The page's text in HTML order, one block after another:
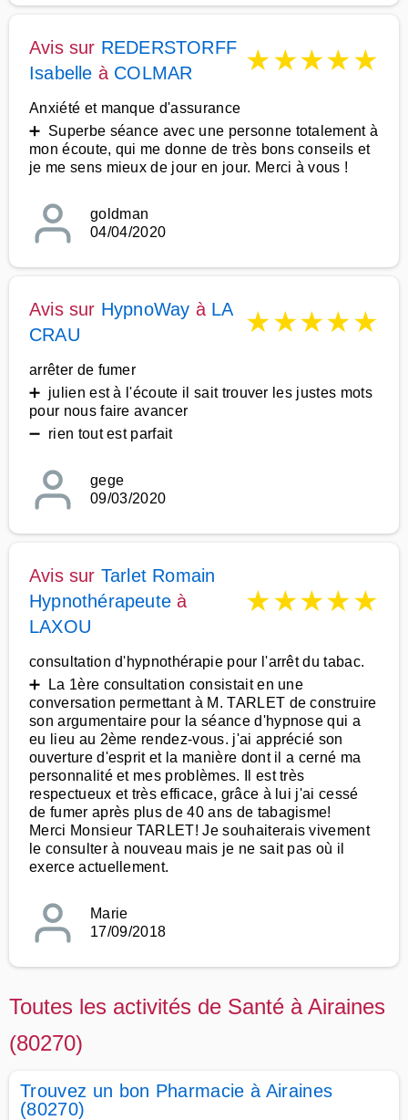
Avis sur REDERSTORFF
Isabelle à COLMAR ★★★★★
Anxiété et manque d'assurance
➕ Superbe séance avec une personne totalement à
mon écoute, qui me donne de très bons conseils et
je me sens mieux de jour en jour. Merci à vous !
goldman
04/04/2020
Avis sur HypnoWay à LA
CRAU
★★★★★
arrêter de fumer
➕ julien est à l'écoute il sait trouver les justes mots
pour nous faire avancer
➖ rien tout est parfait
gege
09/03/2020
Avis sur Tarlet Romain
Hypnothérapeute à
LAXOU
★★★★★
consultation d'hypnothérapie pour l'arrêt du tabac.
➕ La 1ère consultation consistait en une
conversation permettant à M. TARLET de construire
son argumentaire pour la séance d'hypnose qui a
eu lieu au 2ème rendez-vous. j'ai apprécié son
ouverture d'esprit et la manière dont il a cerné ma
personnalité et mes problèmes. Il est très
respectueux et très efficace, grâce à lui j'ai cessé
de fumer après plus de 40 ans de tabagisme!
Merci Monsieur TARLET! Je souhaiterais vivement
le consulter à nouveau mais je ne sait pas où il
exerce actuellement.
Marie
17/09/2018
Toutes les activités de Santé à Airaines
(80270)
Trouvez un bon Pharmacie à Airaines
(80270)